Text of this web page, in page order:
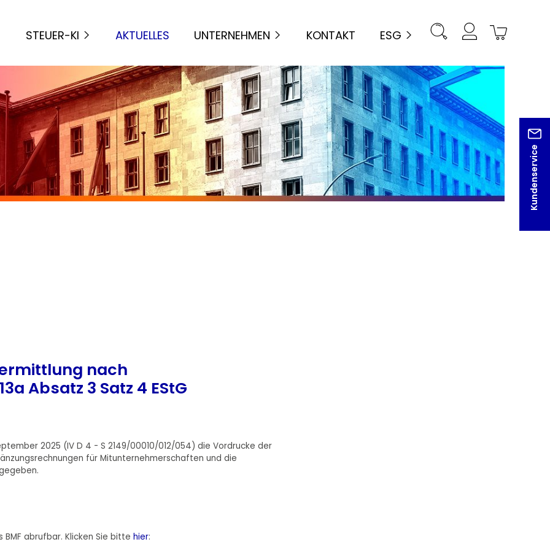
STEUER-KI AKTUELLES UNTERNEHMEN KONTAKT ESG
Kundenservice
nach
Absatz 3 Satz 4 EStG
2025 (IV D 4 - S 2149/00010/012/054) die Vordrucke der
für Mitunternehmerschaften und die
abrufbar. Klicken Sie bitte hier: